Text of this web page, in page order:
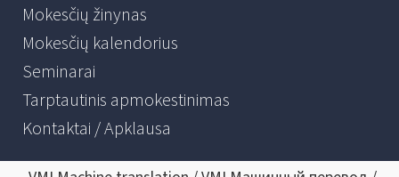
Mokesčių žinynas
Mokesčių kalendorius
Seminarai
Tarptautinis apmokestinimas
Kontaktai / Apklausa